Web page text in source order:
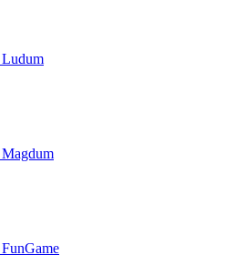
Ludum
Magdum
FunGame